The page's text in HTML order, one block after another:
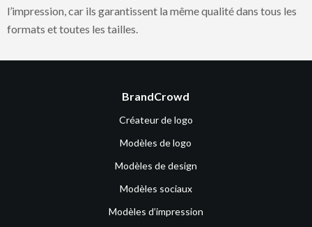
l’impression, car ils garantissent la même qualité dans tous les
formats et toutes les tailles.
BrandCrowd
Créateur de logo
Modèles de logo
Modèles de design
Modèles sociaux
Modèles d’impression